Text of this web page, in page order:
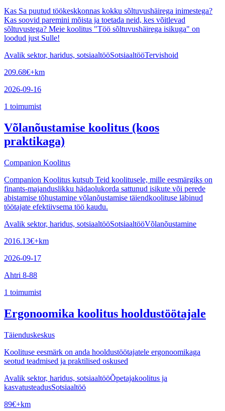
Kas Sa puutud töökeskkonnas kokku sõltuvushäirega inimestega?
Kas soovid paremini mõista ja toetada neid, kes võitlevad
sõltuvustega? Meie koolitus "Töö sõltuvushäirega isikuga" on
loodud just Sulle!
Avalik sektor, haridus, sotsiaaltööSotsiaaltööTervishoid
209.68€+km
2026-09-16
1 toimumist
Võlanõustamise koolitus (koos
praktikaga)
Companion Koolitus
Companion Koolitus kutsub Teid koolitusele, mille eesmärgiks on
finants-majanduslikku hädaolukorda sattunud isikute või perede
abistamise tõhustamine võlanõustamise täiendkoolituse läbinud
töötajate efektiivsema töö kaudu.
Avalik sektor, haridus, sotsiaaltööSotsiaaltööVõlanõustamine
2016.13€+km
2026-09-17
Ahtri 8-88
1 toimumist
Ergonoomika koolitus hooldustöötajale
Täienduskeskus
Koolituse eesmärk on anda hooldustöötajatele ergonoomikaga
seotud teadmised ja praktilised oskused
Avalik sektor, haridus, sotsiaaltööÕpetajakoolitus ja
kasvatusteadusSotsiaaltöö
89€+km